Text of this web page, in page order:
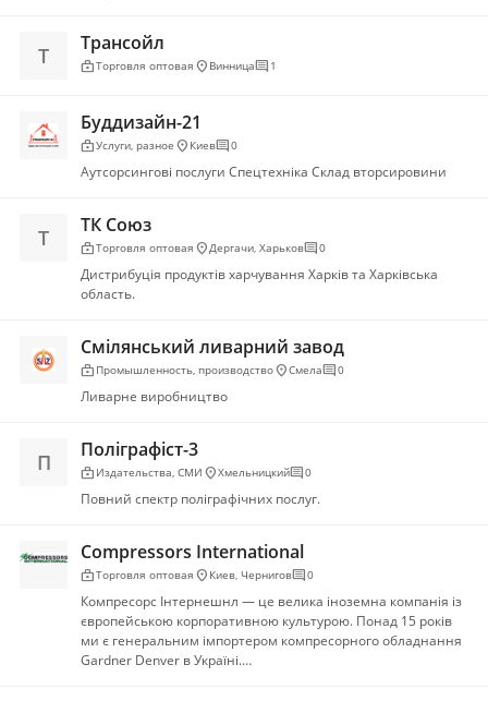
Т Трансойл
enterpriseТорговля оптовая location_on Винницаcomment 1
Буддизайн-21
enterpriseУслуги, разное location_on Киевcomment0
Аутсорсингові послуги Спецтехніка Склад вторсировини
Т ТК Союз
enterpriseТорговля оптовая location_onДергачи, Харьковcomment0
Дистрибуція продуктів харчування Харків та Харківська
область.
Смілянський ливарний завод
enterprise Промышленность, производствоlocation_onСмелаcomment0
Ливарне виробництво
П Поліграфіст-3
enterprise Издательства, СМИ location_onХмельницкийcomment0
Повний спектр поліграфічних послуг.
Compressors International
enterpriseТорговля оптовая location_on Киев, Черниговcomment0
Компресорс Інтернешнл — це велика іноземна компанія із
європейською корпоративною культурою. Понад 15 років
ми є генеральним імпортером компресорного обладнання
Gardner Denver в Україні.…